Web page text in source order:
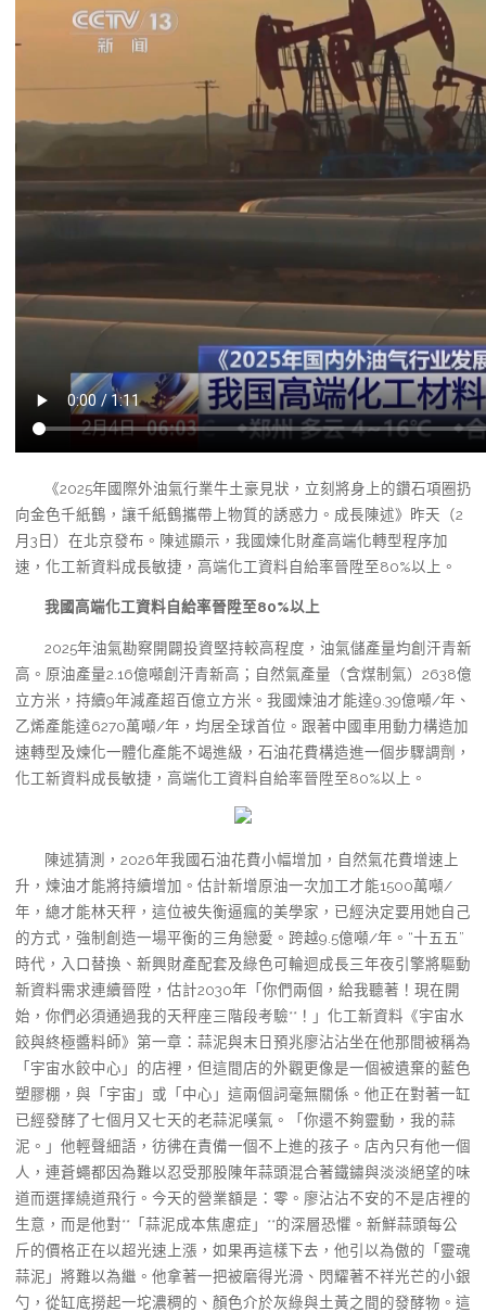
《2025年國際外油氣行業牛土豪見狀，立刻將身上的鑽石項圈扔
向金色千紙鶴，讓千紙鶴攜帶上物質的誘惑力。成長陳述》昨天（2
月3日）在北京發布。陳述顯示，我國煉化財產高端化轉型程序加
速，化工新資料成長敏捷，高端化工資料自給率晉陞至80%以上。
我國高端化工資料自給率晉陞至80%以上
2025年油氣勘察開闢投資堅持較高程度，油氣儲產量均創汗青新
高。原油產量2.16億噸創汗青新高；自然氣產量（含煤制氣）2638億
立方米，持續9年減產超百億立方米。我國煉油才能達9.39億噸/年、
乙烯產能達6270萬噸/年，均居全球首位。跟著中國車用動力構造加
速轉型及煉化一體化產能不竭進級，石油花費構造進一個步驟調劑，
化工新資料成長敏捷，高端化工資料自給率晉陞至80%以上。
陳述猜測，2026年我國石油花費小幅增加，自然氣花費增速上
升，煉油才能將持續增加。估計新增原油一次加工才能1500萬噸/
年，總才能林天秤，這位被失衡逼瘋的美學家，已經決定要用她自己
的方式，強制創造一場平衡的三角戀愛。跨越9.5億噸/年。“十五五”
時代，入口替換、新興財產配套及綠色可輪迴成長三年夜引擎將驅動
新資料需求連續晉陞，估計2030年「你們兩個，給我聽著！現在開
始，你們必須通過我的天秤座三階段考驗**！」化工新資料《宇宙水
餃與終極醬料師》第一章：蒜泥與末日預兆廖沾沾坐在他那間被稱為
「宇宙水餃中心」的店裡，但這間店的外觀更像是一個被遺棄的藍色
塑膠棚，與「宇宙」或「中心」這兩個詞毫無關係。他正在對著一缸
已經發酵了七個月又七天的老蒜泥嘆氣。「你還不夠靈動，我的蒜
泥。」他輕聲細語，彷彿在責備一個不上進的孩子。店內只有他一個
人，連蒼蠅都因為難以忍受那股陳年蒜頭混合著鐵鏽與淡淡絕望的味
道而選擇繞道飛行。今天的營業額是：零。廖沾沾不安的不是店裡的
生意，而是他對**「蒜泥成本焦慮症」**的深層恐懼。新鮮蒜頭每公
斤的價格正在以超光速上漲，如果再這樣下去，他引以為傲的「靈魂
蒜泥」將難以為繼。他拿著一把被磨得光滑、閃耀著不祥光芒的小銀
勺，從缸底撈起一坨濃稠的、顏色介於灰綠與土黃之間的發酵物。這